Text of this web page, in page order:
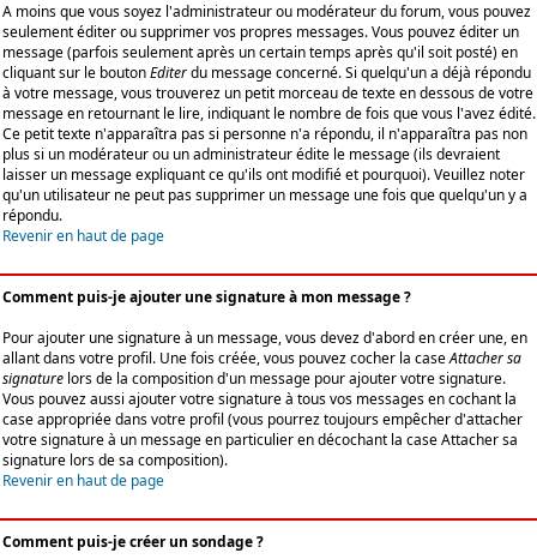
A moins que vous soyez l'administrateur ou modérateur du forum, vous pouvez
seulement éditer ou supprimer vos propres messages. Vous pouvez éditer un
message (parfois seulement après un certain temps après qu'il soit posté) en
cliquant sur le boutonEditerdu message concerné. Si quelqu'un a déjà répondu
à votre message, vous trouverez un petit morceau de texte en dessous de votre
message en retournant le lire, indiquant le nombre de fois que vous l'avez édité.
Ce petit texte n'apparaîtra pas si personne n'a répondu, il n'apparaîtra pas non
plus si un modérateur ou un administrateur édite le message (ils devraient
laisser un message expliquant ce qu'ils ont modifié et pourquoi). Veuillez noter
qu'un utilisateur ne peut pas supprimer un message une fois que quelqu'un y a
répondu.
Revenir en haut de page
Comment puis-je ajouter une signature à mon message ?
Pour ajouter une signature à un message, vous devez d'abord en créer une, en
allant dans votre profil. Une fois créée, vous pouvez cocher la caseAttacher sa
signature lors de la composition d'un message pour ajouter votre signature.
Vous pouvez aussi ajouter votre signature à tous vos messages en cochant la
case appropriée dans votre profil (vous pourrez toujours empêcher d'attacher
votre signature à un message en particulier en décochant la case Attacher sa
signature lors de sa composition).
Revenir en haut de page
Comment puis-je créer un sondage ?